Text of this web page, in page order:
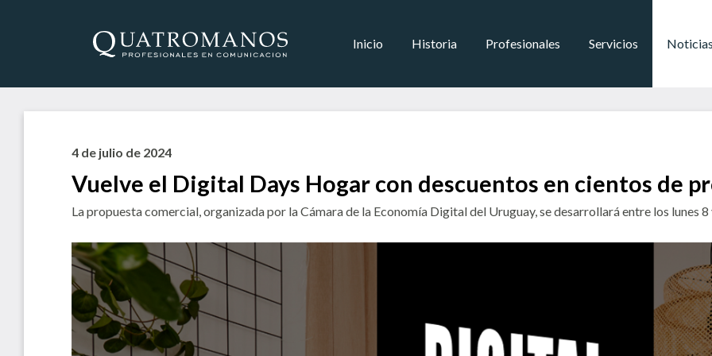
Inicio Historia Profesionales Servicios
4 de julio de 2024
Vuelve el Digital Days Hogar con descuentos en cientos de
La propuesta comercial, organizada por la Cámara de la Economía Digital del Uruguay, se desarrollará entre los lunes 8